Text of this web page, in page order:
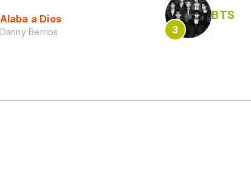
Alaba a Dios
Danny Berrios
BTS